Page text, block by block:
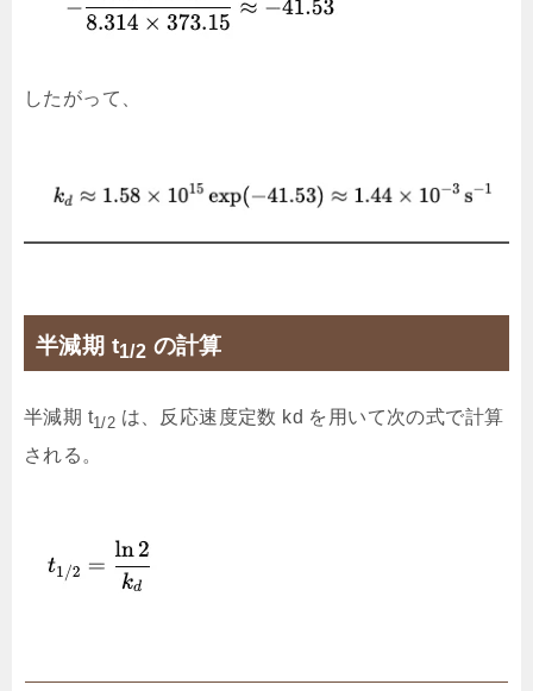
したがって、
半減期 t1/2 ​ の計算
半減期 t1/2 ​ は、反応速度定数 kd​ を用いて次の式で計算
される。